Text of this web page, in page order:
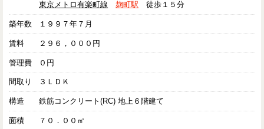
東京メトロ有楽町線
麹町駅 徒歩１５分
築年数 １９９７年７月
賃料 ２９６，０００円
管理費 ０円
間取り ３ＬＤＫ
構造 鉄筋コンクリート(RC) 地上６階建て
面積 ７０．００㎡